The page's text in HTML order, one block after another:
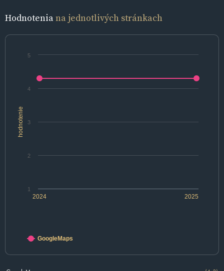
Hodnoteniana jednotlivých stránkach
hodnotenie
2024 2025
1
2
3
4
5
GoogleMaps